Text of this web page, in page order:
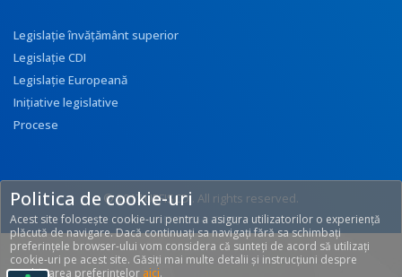
Legislație învățământ superior
Legislație CDI
Legislație Europeană
Inițiative legislative
Procese
© 2017 UEFISCDI. All rights reserved.
[T: 0.2354, O: 92]
Politica de cookie-uri
Acest site folosește cookie-uri pentru a asigura utilizatorilor o experiență
plăcută de navigare. Dacă continuați sa navigați fără sa schimbați
preferințele browser-ului vom considera că sunteți de acord să utilizați
cookie-uri pe acest site. Găsiți mai multe detalii și instrucțiuni despre
modificarea preferințelor aici.